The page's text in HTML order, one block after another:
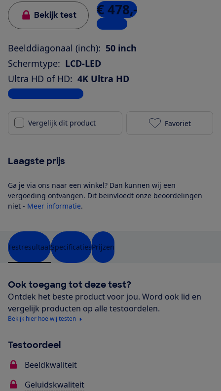
Bekijk test € 478,-
1 winkel
Beelddiagonaal (inch): 50 inch
Schermtype: LCD-LED
Ultra HD of HD: 4K Ultra HD
Bekijk alle specificaties
Vergelijk dit product Samsung
Favoriet
Laagste prijs
Ga je via ons naar een winkel? Dan kunnen wij een
vergoeding ontvangen. Dit beïnvloedt onze beoordelingen
niet - Meer informatie.
TestresultaatSpecificatiesPrijzen
Ook toegang tot deze test?
Ontdek het beste product voor jou. Word ook lid en
vergelijk producten op alle testoordelen.
Bekijk hier hoe wij testen
Testoordeel
Beeldkwaliteit
Geluidskwaliteit